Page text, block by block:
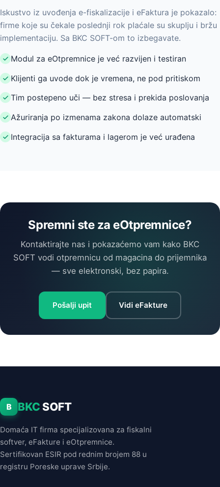
Iskustvo iz uvođenja e-fiskalizacije i eFaktura je pokazalo:
firme koje su čekale poslednji rok plaćale su skuplju i bržu
implementaciju. Sa BKC SOFT-om to izbegavate.
Modul za eOtpremnice je već razvijen i testiran
Klijenti ga uvode dok je vremena, ne pod pritiskom
Tim postepeno uči — bez stresa i prekida poslovanja
Ažuriranja po izmenama zakona dolaze automatski
Integracija sa fakturama i lagerom je već urađena
Spremni ste za eOtpremnice?
Kontaktirajte nas i pokazaćemo vam kako BKC
SOFT vodi otpremnicu od magacina do prijemnika
— sve elektronski, bez papira.
Pošalji upit Vidi eFakture
B BKC SOFT
Domaća IT firma specijalizovana za fiskalni
softver, eFakture i eOtpremnice.
Sertifikovan ESIR pod rednim brojem 88 u
registru Poreske uprave Srbije.